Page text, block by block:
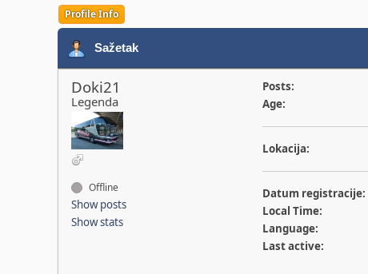
Profile Info
Sažetak
Doki21
Legenda
Offline
Show posts
Show stats
Posts:
Age:
Lokacija:
Datum registracije:
Local Time:
Language:
Last active: